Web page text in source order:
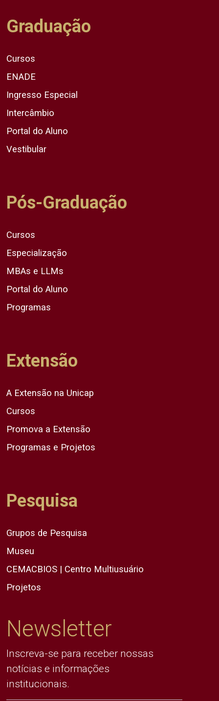
Graduação
Cursos
ENADE
Ingresso Especial
Intercâmbio
Portal do Aluno
Vestibular
Pós-Graduação
Cursos
Especialização
MBAs e LLMs
Portal do Aluno
Programas
Extensão
A Extensão na Unicap
Cursos
Promova a Extensão
Programas e Projetos
Pesquisa
Grupos de Pesquisa
Museu
CEMACBIOS | Centro Multiusuário
Projetos
Newsletter
Inscreva-se para receber nossas
notícias e informações
institucionais.